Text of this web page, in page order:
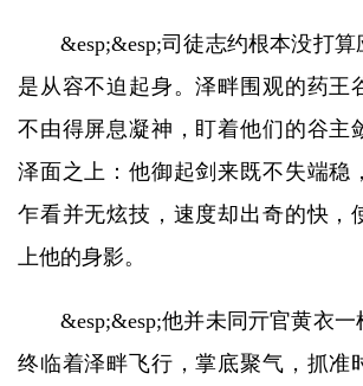
&esp;&esp;司徒志约根本没打
是从容不迫起身。泽畔围观的药王
不由得屏息凝神，盯着他们的谷主
泽面之上：他御起剑来既不失端稳
乍看并无炫技，速度却出奇的快，
上他的身影。
&esp;&esp;他并未同亓官黄衣
终临着泽畔飞行，掌底聚气，抓准